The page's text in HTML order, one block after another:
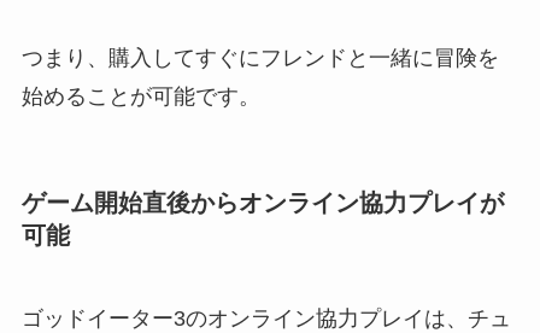
つまり、購入してすぐにフレンドと一緒に冒険を
始めることが可能です。
ゲーム開始直後からオンライン協力プレイが
可能
ゴッドイーター3のオンライン協力プレイは、チュ